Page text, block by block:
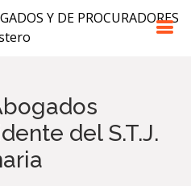
Y DE PROCURADORES
del S.T.J.